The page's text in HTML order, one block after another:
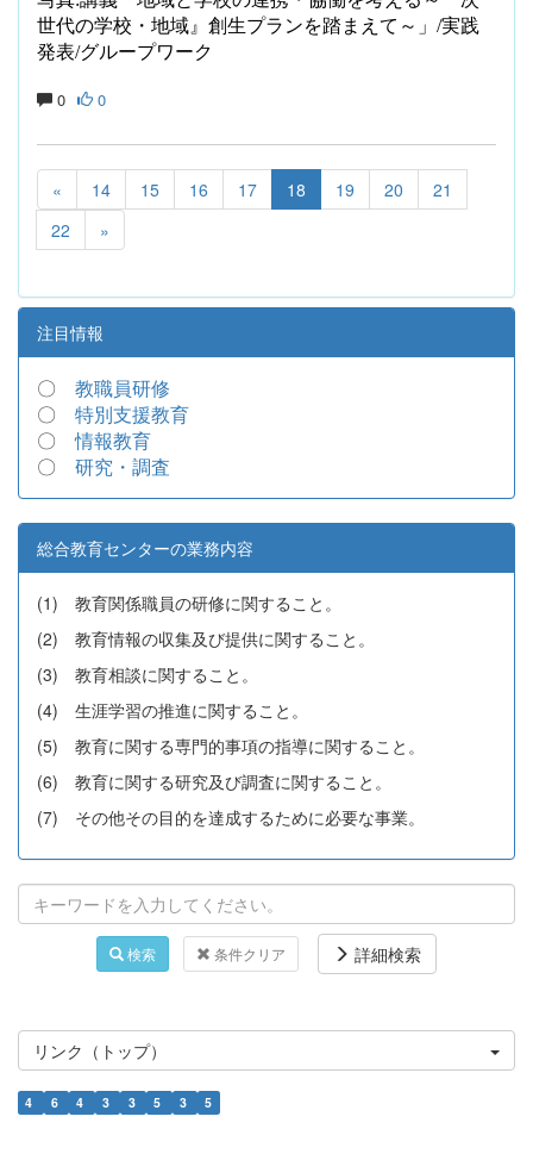
世代の学校・地域』創生プランを踏まえて～」 /実践
発表/グループワーク
0 0
« 14 15 16 17 18 19 20
21
22
»
注目情報
〇 教職員研修
〇 特別支援教育
〇情報教育
〇 研究・調査
総合教育センターの業務内容
(1) 教育関係職員の研修に関すること。
(2) 教育情報の収集及び提供に関すること。
(3) 教育相談に関すること。
(4) 生涯学習の推進に関すること。
(5) 教育に関する専門的事項の指導に関すること。
(6) 教育に関する研究及び調査に関すること。
(7) その他その目的を達成するために必要な事業。
検索 条件クリア 詳細検索
リンク（トップ）
4 6 4 3 3 5 3 5